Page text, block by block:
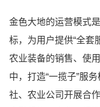
金色大地的运营模式
标，为用户提供“全套
农业装备的销售、使
中，打造“一揽子”服
社、农业公司开展合